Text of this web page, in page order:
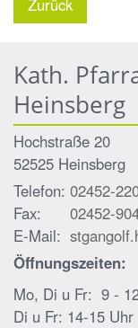
Kath.
Heinsberg
Hochstraße 20
52525 Heinsberg
Telefon: 02452-
Fax:
02452-
E-Mail:
Öffnungszeiten:
Mo, Di u Fr: 9 -
Di u Fr: 14-15 Uhr